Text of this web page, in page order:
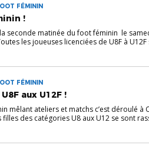
FÉMININ
!
seconde matinée du foot féminin le
les joueuses licenciées de U8F à U12F
FÉMININ
aux U12F !
mêlant ateliers et matchs c’est déroulé à
filles des catégories U8 aux U12 se sont